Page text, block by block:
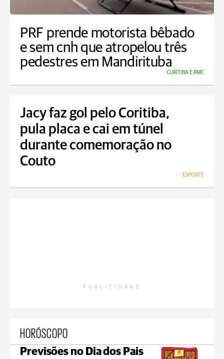
PRF prende motorista bêbado
e sem cnh que atropelou três
pedestres em Mandirituba
CURITIBA E RMC
Jacy faz gol pelo Coritiba,
pula placa e cai em túnel
durante comemoração no
Couto
ESPORTE
PUBLICIDADE
HORÓSCOPO
Previsões no Dia dos Pais